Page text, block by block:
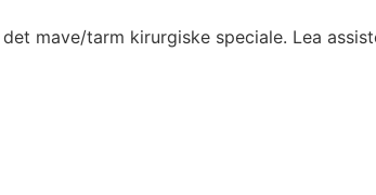
mave/tarm kirurgiske speciale. Lea